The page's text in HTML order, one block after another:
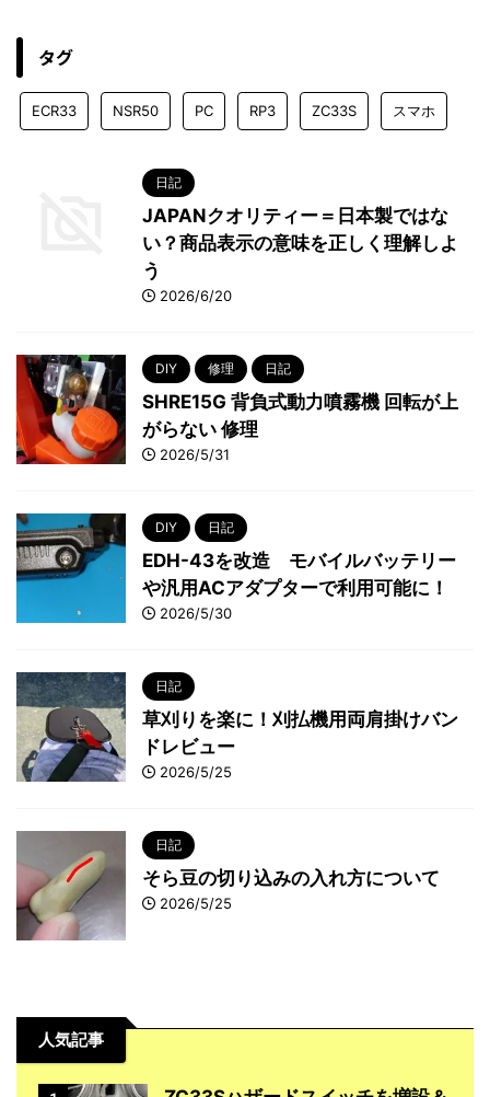
タグ
ECR33 NSR50 PC RP3 ZC33S スマホ
日記
JAPANクオリティー＝日本製ではな
い？商品表示の意味を正しく理解しよ
う
2026/6/20
DIY 修理 日記
SHRE15G 背負式動力噴霧機 回転が上
がらない 修理
2026/5/31
DIY 日記
EDH-43を改造 モバイルバッテリー
や汎用ACアダプターで利用可能に！
2026/5/30
日記
草刈りを楽に！刈払機用両肩掛けバン
ドレビュー
2026/5/25
日記
そら豆の切り込みの入れ方について
2026/5/25
人気記事